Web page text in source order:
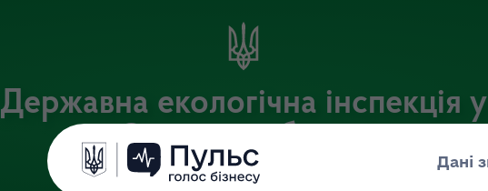
Державна екологічна інспекція у
Сумській області
Офіційний веб-портал